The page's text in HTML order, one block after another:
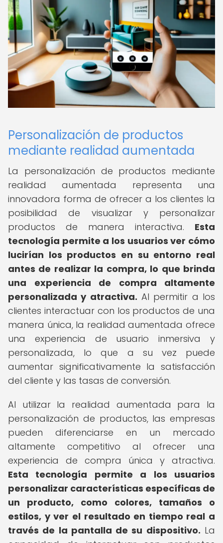
Personalización de productos
mediante realidad aumentada
La personalización de productos mediante
realidad aumentada representa una
innovadora forma de ofrecer a los clientes la
posibilidad de visualizar y personalizar
productos de manera interactiva. Esta
tecnología permite a los usuarios ver cómo
lucirían los productos en su entorno real
antes de realizar la compra, lo que brinda
una experiencia de compra altamente
personalizada y atractiva. Al permitir a los
clientes interactuar con los productos de una
manera única, la realidad aumentada ofrece
una experiencia de usuario inmersiva y
personalizada, lo que a su vez puede
aumentar significativamente la satisfacción
del cliente y las tasas de conversión.
Al utilizar la realidad aumentada para la
personalización de productos, las empresas
pueden diferenciarse en un mercado
altamente competitivo al ofrecer una
experiencia de compra única y atractiva.
Esta tecnología permite a los usuarios
personalizar características específicas de
un producto, como colores, tamaños o
estilos, y ver el resultado en tiempo real a
través de la pantalla de su dispositivo. La